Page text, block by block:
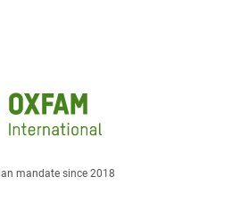
mandate since 2018